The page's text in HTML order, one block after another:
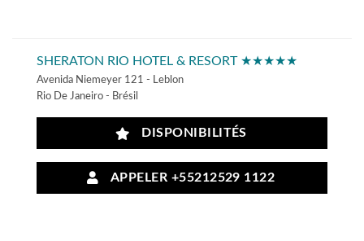
SHERATON RIO HOTEL & RESORT ★★★★★
Avenida Niemeyer 121 - Leblon
Rio De Janeiro - Brésil
DISPONIBILITÉS
APPELER +55212529 1122